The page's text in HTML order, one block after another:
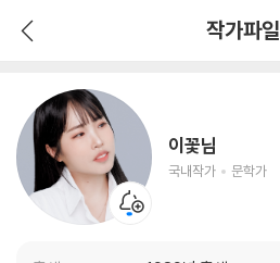
작가파일
이꽃님
국내작가 문학가